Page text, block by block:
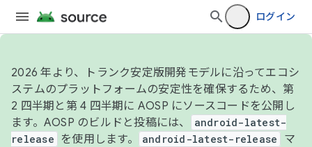
ログイン
2026 年より、トランク安定版開発モデルに沿ってエコシ
ステムのプラットフォームの安定性を確保するため、第
2 四半期と第 4 四半期に AOSP にソースコードを公開し
ます。AOSP のビルドと投稿には、
android-latest-
release
を使用します。 android-latest-release
マ